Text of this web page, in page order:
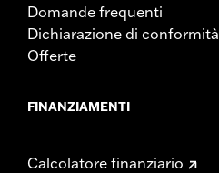
Domande frequenti
Dichiarazione di conformità
Offerte
FINANZIAMENTI
Calcolatore finanziario